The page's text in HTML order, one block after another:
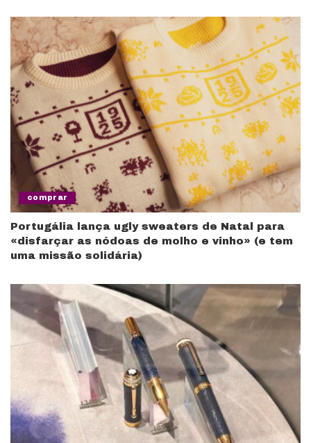
comprar
Portugália lança ugly sweaters de Natal para
«disfarçar as nódoas de molho e vinho» (e tem
uma missão solidária)